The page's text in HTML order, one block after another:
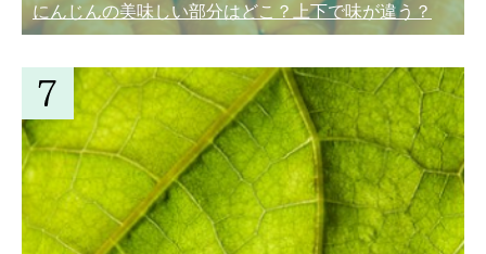
にんじんの美味しい部分はどこ？上下で味が違う？